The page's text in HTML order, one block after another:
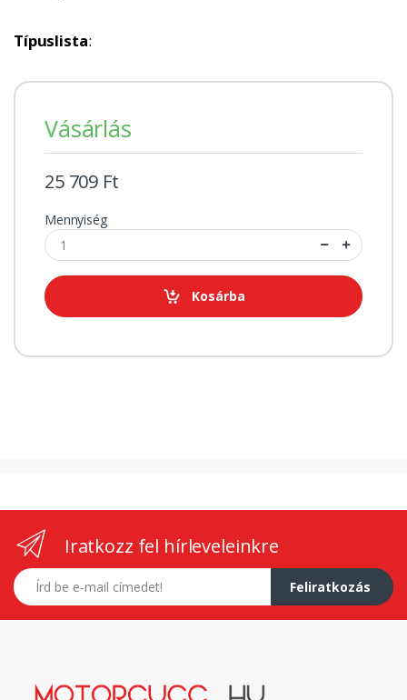
Típuslista:
Vásárlás
25 709 Ft
Mennyiség
Kosárba
Iratkozz fel hírleveleinkre
E-mail címed
Feliratkozás